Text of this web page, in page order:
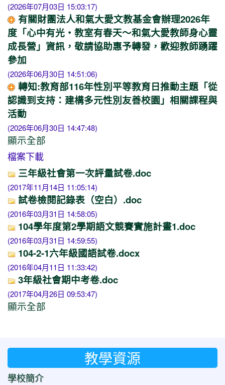
(2026年07月03日 15:03:17)
有關財團法人和氣大愛文教基金會辦理2026年
度「心中有光・教室有春天～和氣大愛教師身心靈
成長營」資訊，敬請協助惠予轉發，歡迎教師踴躍
參加
(2026年06月30日 14:51:06)
轉知:教育部116年性別平等教育日推動主題「從
認識到支持：建構多元性別友善校園」相關課程與
活動
(2026年06月30日 14:47:48)
顯示全部
檔案下載
三年級社會第一次評量試卷.doc
(2017年11月14日 11:05:14)
試卷檢閱記錄表（空白）.doc
(2016年03月31日 14:58:05)
104學年度第2學期語文競賽實施計畫1.doc
(2016年03月31日 14:59:55)
104-2-1六年級國語試卷.docx
(2016年04月11日 11:33:42)
3年級社會期中考卷.doc
(2017年04月26日 09:53:47)
顯示全部
教學資源
學校簡介